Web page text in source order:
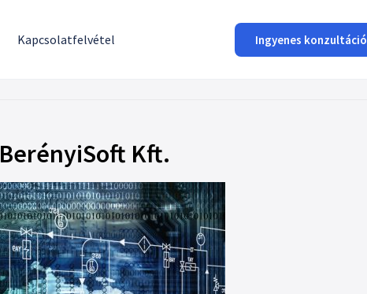
Kapcsolatfelvétel Ingyenes konzultáció
Kft.